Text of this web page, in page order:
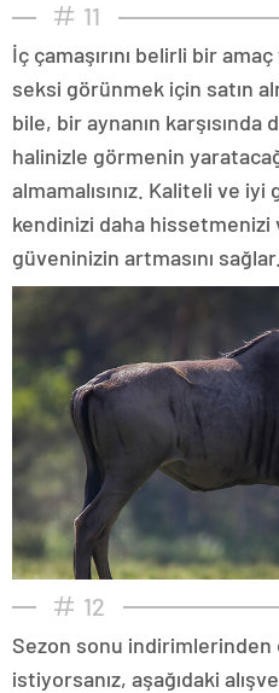
11
İç çamaşırını belirli bir
seksi görünmek için satın
bile, bir aynanın karşısında
halinizle görmenin
almamalısınız. Kaliteli ve iyi
kendinizi daha hissetmenizi
güveninizin artmasını sağlar.
12
Sezon sonu
istiyorsanız, aşağıdaki